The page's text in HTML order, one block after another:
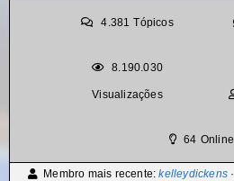
4.381 Tópicos
8.190.030
Visualizações
64 Online
Membro mais recente:kelleydickens ·